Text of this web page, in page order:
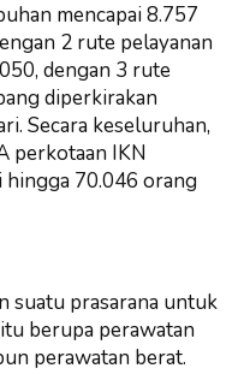
mencapai 8.757
2 rute pelayanan
dengan 3 rute
diperkirakan
Secara keseluruhan,
perkotaan IKN
70.046 orang
suatu prasarana untuk
berupa perawatan
perawatan berat.